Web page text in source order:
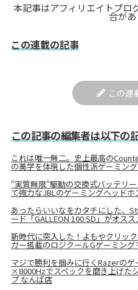
本記事はアフィリエイトプロ
合が
この連載の記事
この連
この記事の編集者は以下の
これは唯一無二。史上最高の
の美学を体現した個性派ゲーミン
“実質無限“駆動の交換式バッテリ
て強力なJBLのゲーミングヘッド
あったらいいなをカタチにした、
ード「GALLEON 100 SD」がオス
新時代に突入した！よもやクリッ
ガー搭載のロジクールGゲーミン
マジで勝利を掴みに行くRazerの
×8000Hzでスペックを磨き上げた
プ なんば店